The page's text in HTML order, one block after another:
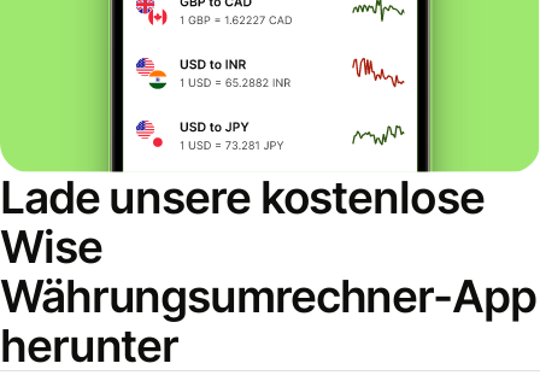
Lade unsere kostenlose
Wise
Währungsumrechner-App
herunter